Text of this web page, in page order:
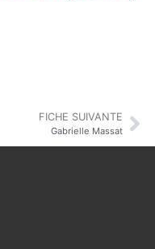
FICHE SUIVANTE
Gabrielle Massat